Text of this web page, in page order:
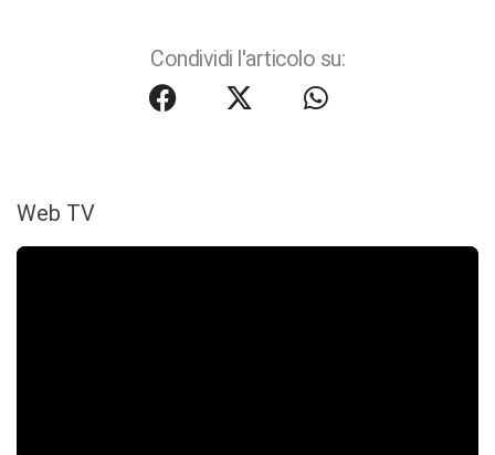
Condividi l'articolo su:
Web TV